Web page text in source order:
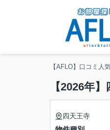
【AFLO】口コミ人
【2026年
四天王寺